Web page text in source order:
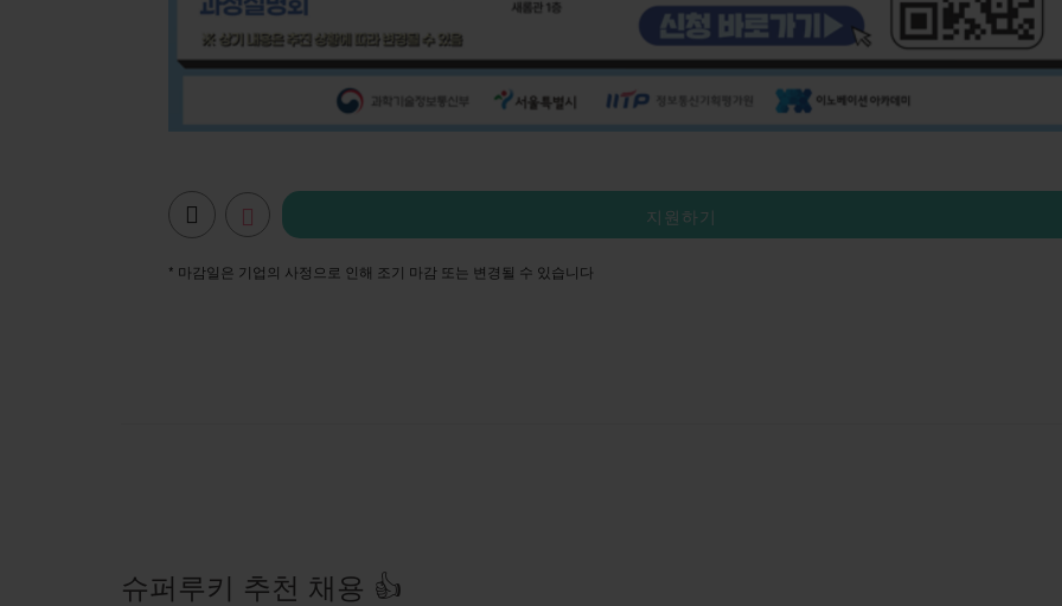
지원하기
* 마감일은 기업의 사정으로 인해 조기 마감 또는 변경될 수 있습니다
슈퍼루키 추천 채용 👍